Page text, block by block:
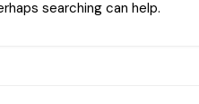
searching can help.